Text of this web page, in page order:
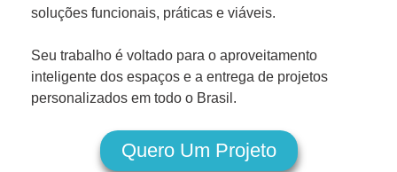
soluções funcionais, práticas e viáveis.
Seu trabalho é voltado para o aproveitamento
inteligente dos espaços e a entrega de projetos
personalizados em todo o Brasil.
Quero Um Projeto